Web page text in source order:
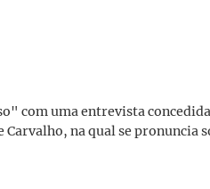
com uma entrevista
na qual se pronuncia